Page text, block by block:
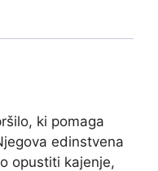
ki pomaga
edinstvena
opustiti kajenje,